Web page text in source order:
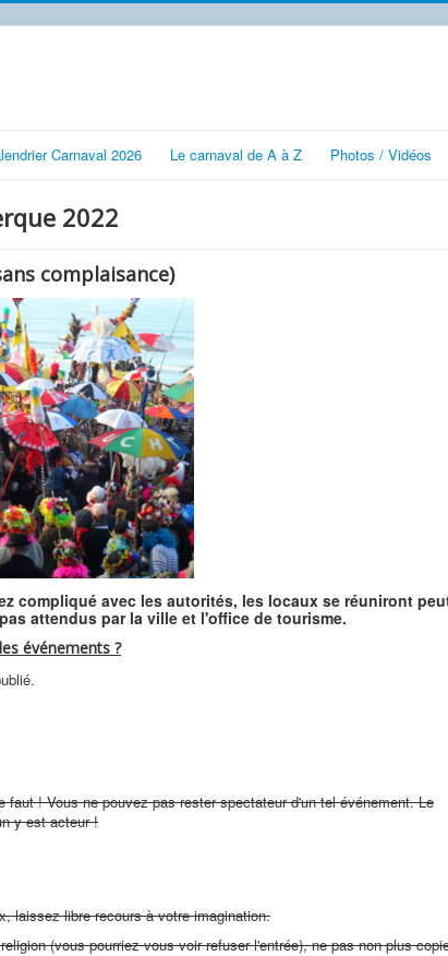
Carnaval 2026 Le carnaval de A à Z Photos / Vidéos
2022
complaisance)
compliqué avec les autorités, les locaux se réuniront
attendus par la ville et l'office de tourisme.
événements ?
! Vous ne pouvez pas rester spectateur d'un tel événement. Le
y est acteur !
laissez libre recours à votre imagination.
(vous pourriez vous voir refuser l'entrée), ne pas non plus